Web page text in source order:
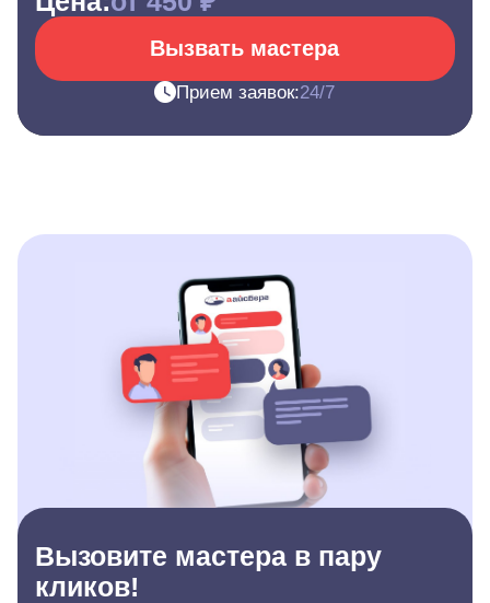
Вызвать мастера
Прием заявок:24/7
Вызовите мастера в пару
кликов!